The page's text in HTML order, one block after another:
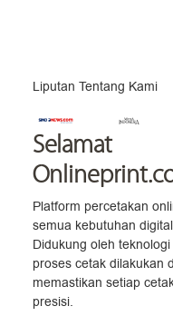
Liputan Tentang Kami
Platform percetakan
semua kebutuhan
Didukung oleh
proses cetak dilakukan
memastikan setiap
presisi.